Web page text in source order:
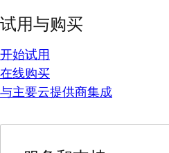
试用与购买
开始试用
在线购买
与主要云提供商集成